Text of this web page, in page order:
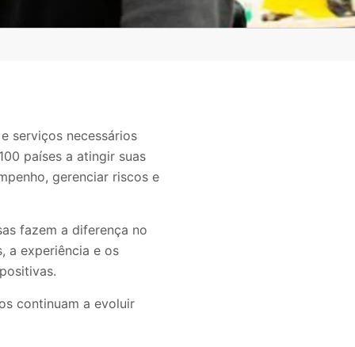
serviços necessários
países a atingir suas
gerenciar riscos e
fazem a diferença no
a experiência e os
continuam a evoluir